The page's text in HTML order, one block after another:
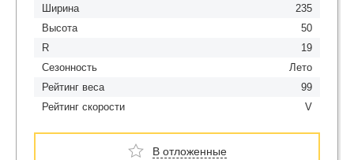
Ширина
235
Высота
50
R
19
Сезонность
Лето
Рейтинг веса
99
Рейтинг скорости
V
В отложенные